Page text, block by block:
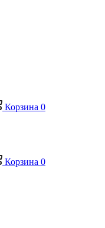
Корзина 0
Корзина 0